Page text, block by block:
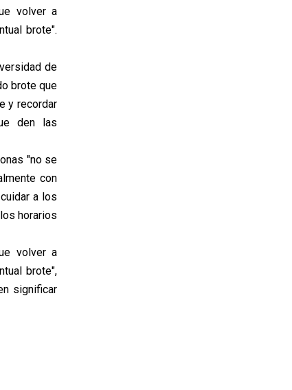
volver a
brote".
de
brote que
y recordar
den las
"no se
con
a los
horarios
volver a
brote",
significar